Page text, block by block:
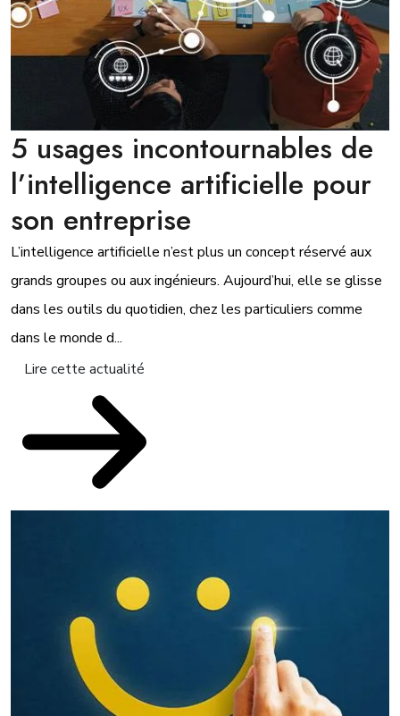
5 usages incontournables de
l’intelligence artificielle pour
son entreprise
L’intelligence artificielle n’est plus un concept réservé aux
grands groupes ou aux ingénieurs. Aujourd’hui, elle se glisse
dans les outils du quotidien, chez les particuliers comme
dans le monde d...
Lire cette actualité